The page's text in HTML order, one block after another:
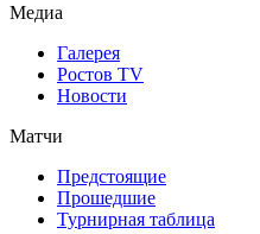
Медиа
Галерея
Ростов TV
Новости
Матчи
Предстоящие
Прошедшие
Турнирная таблица